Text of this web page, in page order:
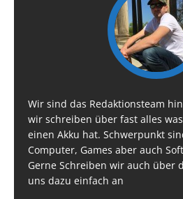
Wir sind das Redaktionsteam
wir schreiben über fast alles
einen Akku hat. Schwerpunkt
Computer, Games aber auch
Gerne Schreiben wir auch über
uns dazu einfach an